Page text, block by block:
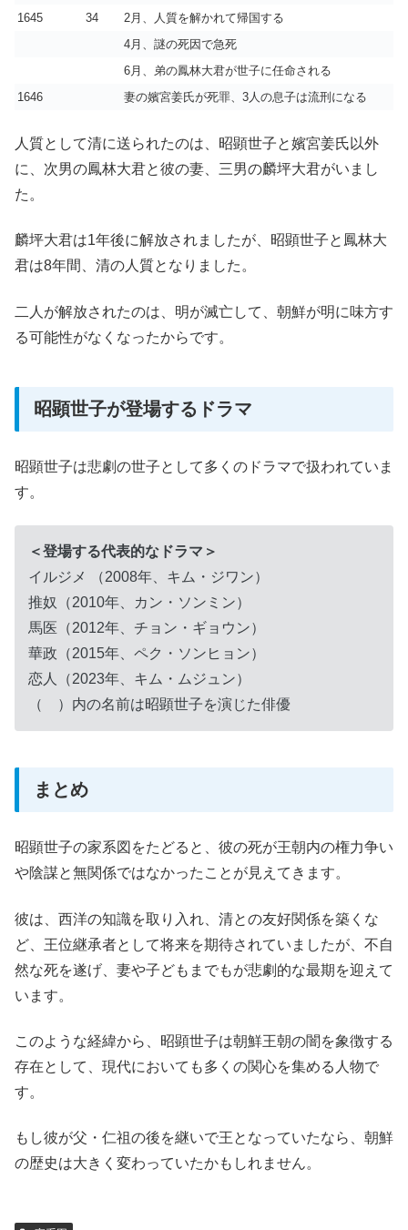
1645
34
2月、人質を解かれて帰国する
4月、謎の死因で急死
6月、弟の鳳林大君が世子に任命される
1646
妻の嬪宮姜氏が死罪、3人の息子は流刑になる
人質として清に送られたのは、昭顕世子と嬪宮姜氏以外
に、次男の鳳林大君と彼の妻、三男の麟坪大君がいまし
た。
麟坪大君は1年後に解放されましたが、昭顕世子と鳳林大
君は8年間、清の人質となりました。
二人が解放されたのは、明が滅亡して、朝鮮が明に味方す
る可能性がなくなったからです。
昭顕世子が登場するドラマ
昭顕世子は悲劇の世子として多くのドラマで扱われていま
す。
＜登場する代表的なドラマ＞
イルジメ （2008年、キム・ジワン）
推奴（2010年、カン・ソンミン）
馬医（2012年、チョン・ギョウン）
華政（2015年、ペク・ソンヒョン）
恋人（2023年、キム・ムジュン）
（ ）内の名前は昭顕世子を演じた俳優
まとめ
昭顕世子の家系図をたどると、彼の死が王朝内の権力争い
や陰謀と無関係ではなかったことが見えてきます。
彼は、西洋の知識を取り入れ、清との友好関係を築くな
ど、王位継承者として将来を期待されていましたが、不自
然な死を遂げ、妻や子どもまでもが悲劇的な最期を迎えて
います。
このような経緯から、昭顕世子は朝鮮王朝の闇を象徴する
存在として、現代においても多くの関心を集める人物で
す。
もし彼が父・仁祖の後を継いで王となっていたなら、朝鮮
の歴史は大きく変わっていたかもしれません。